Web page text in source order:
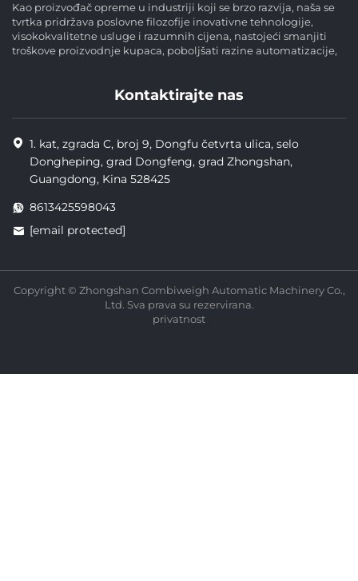
Kao proizvođač opreme u industriji koji se brzo razvija, naša se
tvrtka pridržava poslovne filozofije inovativne tehnologije,
visokokvalitetne usluge i razumnih cijena, nastojeći smanjiti
troškove proizvodnje kupaca, poboljšati razine automatizacije,
Kontaktirajte nas
1. kat, zgrada C, broj 9, Dongfu četvrta ulica, selo
Dongheping, grad Dongfeng, grad Zhongshan,
Guangdong, Kina 528425
8613425598043
[email protected]
Copyright © Zhongshan Combiweigh Automatic Machinery Co.,
Ltd. Sva prava su rezervirana.
privatnost